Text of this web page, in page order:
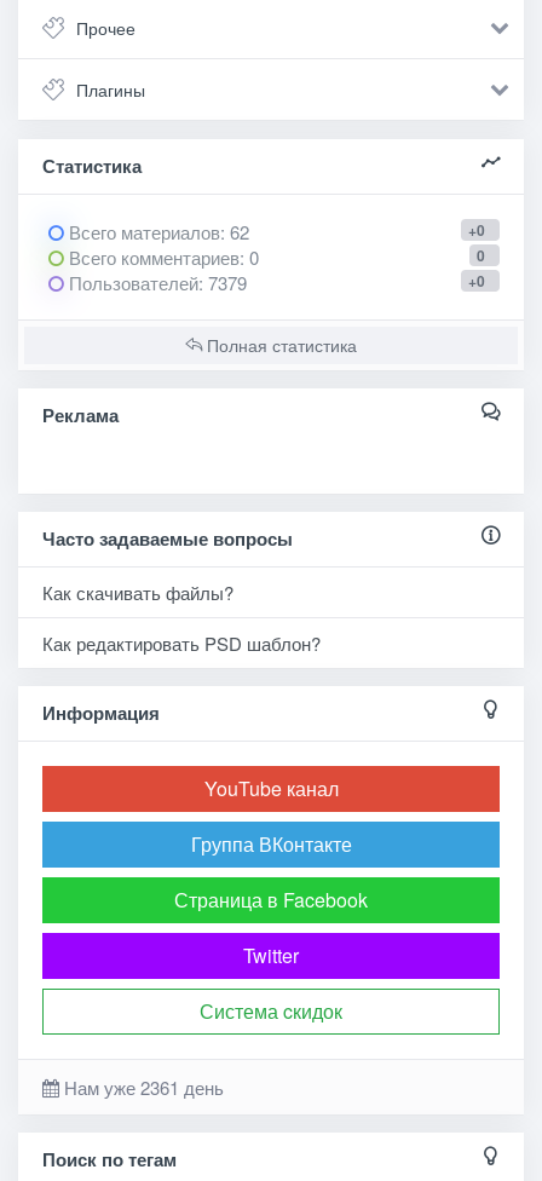
Прочее
Плагины
Статистика
+0
Всего материалов: 62
0
Всего комментариев: 0
+0
Пользователей: 7379
Полная статистика
Реклама
Часто задаваемые вопросы
Как скачивать файлы?
Как редактировать PSD шаблон?
Информация
YouTube канал
Группа ВКонтакте
Страница в Facebook
Twitter
Система cкидок
Нам уже 2361 день
Поиск по тегам